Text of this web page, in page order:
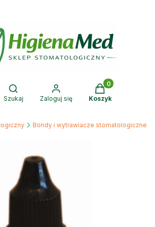
Otwórz wyszukiwarkę
Szukaj Zaloguj się
Produkty w
Koszyk
Bondy i wytrawiacze stomatologiczne